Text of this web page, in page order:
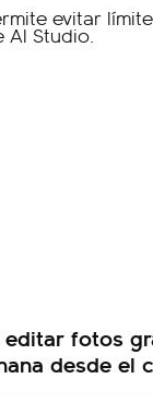
editar fotos
desde el